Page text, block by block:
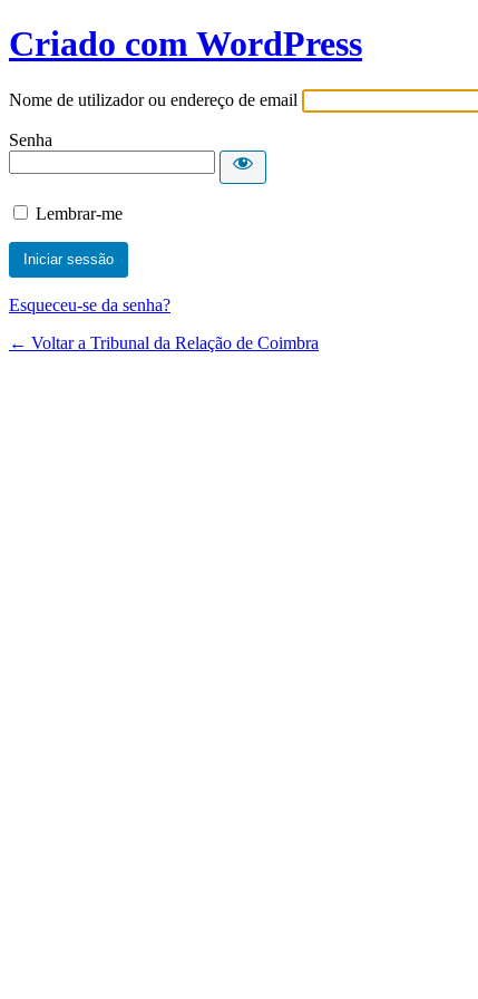
Criado com WordPress
Nome de utilizador ou endereço de email
Senha
Lembrar-me
Esqueceu-se da senha?
← Voltar a Tribunal da Relação de Coimbra